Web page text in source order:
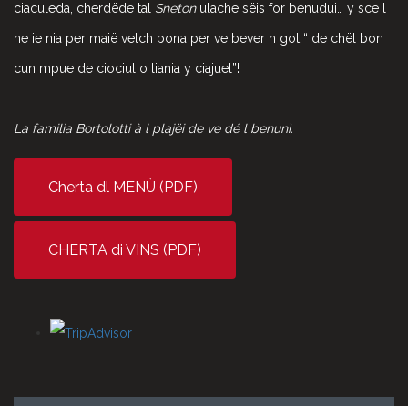
ciaculeda, cherdëde tal Snetonulache sëis for benudui… y sce l
ne ie nia per maië velch pona per ve bever n got “ de chël bon
cun mpue de ciociul o liania y ciajuel”!
La familia Bortolotti à l plajëi de ve dé l benunì.
Cherta dl MENÙ (PDF)
CHERTA di VINS (PDF)